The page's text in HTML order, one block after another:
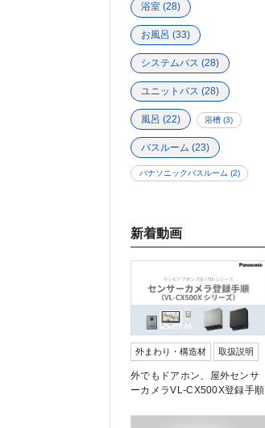
浴室 (28)
お風呂 (33)
システムバス (28)
ユニットバス (28)
風呂 (22) 浴槽 (3)
バスルーム (23)
パナソニックバスルーム (2)
新着動画
外まわり・構造材 取扱説明
外でもドアホン、屋外センサ
ーカメラVL-CX500X登録手順